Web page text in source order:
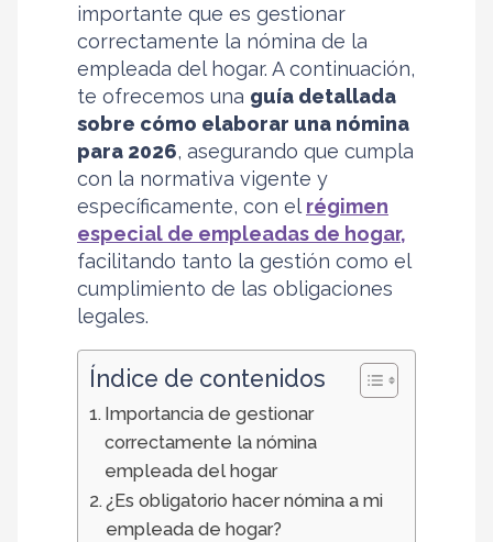
importante que es gestionar
correctamente la nómina de la
empleada del hogar. A continuación,
te ofrecemos una guía detallada
sobre cómo elaborar una nómina
para 2026, asegurando que cumpla
con la normativa vigente y
específicamente, con elrégimen
especial de empleadas de hogar,
facilitando tanto la gestión como el
cumplimiento de las obligaciones
legales.
Índice de contenidos
Importancia de gestionar
correctamente la nómina
empleada del hogar
¿Es obligatorio hacer nómina a mi
empleada de hogar?